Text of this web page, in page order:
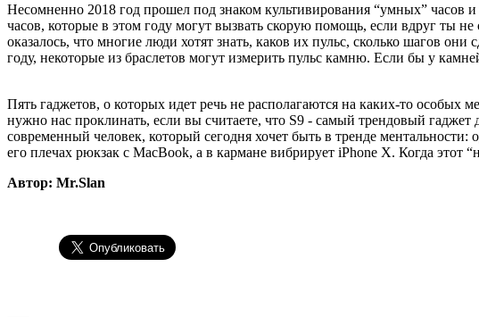
Несомненно 2018 год прошел под знаком культивирования “умных” часов
часов, которые в этом году могут вызвать скорую помощь, если вдруг ты
оказалось, что многие люди хотят знать, каков их пульс, сколько шагов
году, некоторые из браслетов могут измерить пульс камню. Если бы у
Пять гаджетов, о которых идет речь не располагаются на каких-то особых
нужно нас проклинать, если вы считаете, что S9 - самый трендовый
современный человек, который сегодня хочет быть в тренде
его плечах рюкзак с MacBook, а в кармане вибрирует iPhone X. Когда этот
Автор: Mr.Slan